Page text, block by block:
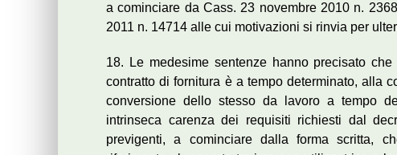
a cominciare da Cass. 23 novembre 2010 n.
2011 n. 14714 alle cui motivazioni si rinvia per
18. Le medesime sentenze hanno precisato
contratto di fornitura è a tempo determinato, alla
conversione dello stesso da lavoro a tempo
intrinseca carenza dei requisiti richiesti dal
previgenti, a cominciare dalla forma scritta,